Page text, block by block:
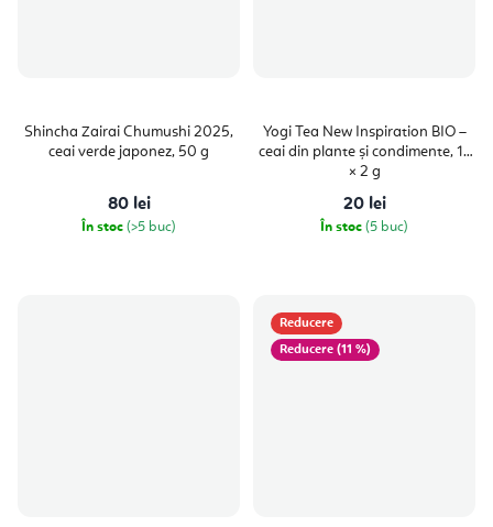
Shincha Zairai Chumushi 2025,
ceai verde japonez, 50 g
80 lei
În stoc (>5 buc)
Yogi Tea New Inspiration BIO –
ceai din plante și condimente, 17
× 2 g
20 lei
În stoc (5 buc)
Reducere
(11 %)